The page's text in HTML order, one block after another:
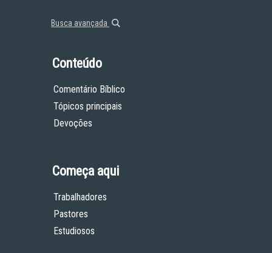
Busca avançada
Conteúdo
Comentário Bíblico
Tópicos principais
Devoções
Começa aqui
Trabalhadores
Pastores
Estudiosos